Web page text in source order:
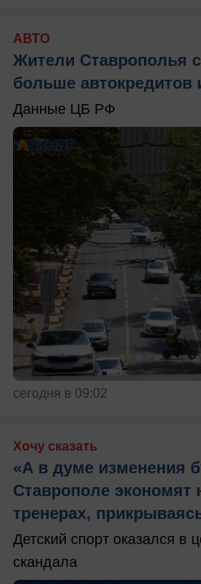
АВТО
Жители Ставрополья
больше автокредитов
Данные ЦБ РФ
сегодня в 09:02
Хочу сказать
«А в думе изменения
Ставрополе экономят
тренерах,
Детский спорт оказался в
скандала